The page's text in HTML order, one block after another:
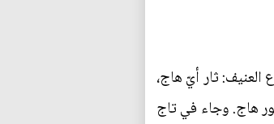
العنيف: ثار أيّ هاج،
هاج. وجاء في تاج